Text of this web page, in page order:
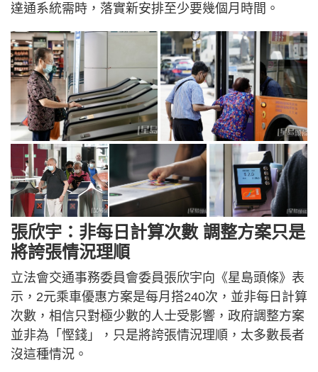
達通系統需時，落實新安排至少要幾個月時間。
張欣宇：非每日計算次數 調整方案只是
將誇張情況理順
立法會交通事務委員會委員張欣宇向《星島頭條》表
示，2元乘車優惠方案是每月搭240次，並非每日計算
次數，相信只對極少數的人士受影響，政府調整方案
並非為「慳錢」，只是將誇張情況理順，太多數長者
沒這種情況。